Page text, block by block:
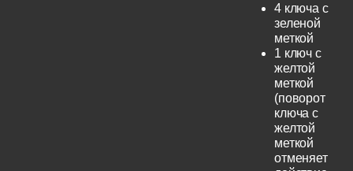
4 ключа с
зеленой
меткой
1 ключ с
желтой
меткой
(поворот
ключа с
желтой
меткой
отменяет